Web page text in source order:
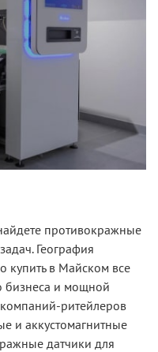
противокражные
География
купить в Майском все
бизнеса и мощной
ритейлеров
и аккустомагнитные
датчики для